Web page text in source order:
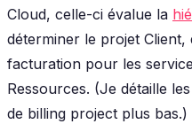
Cloud, celle-ci évalue la
déterminer le projet Client,
facturation pour les
Ressources. (Je détaille
de billing project plus bas.)